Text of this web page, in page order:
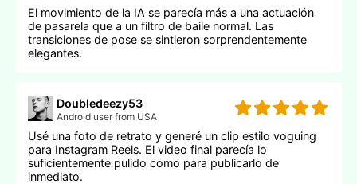
El movimiento de la IA se parecía más a una actuación
de pasarela que a un filtro de baile normal. Las
transiciones de pose se sintieron sorprendentemente
elegantes.
Doubledeezy53
Android user from USA
Usé una foto de retrato y generé un clip estilo voguing
para Instagram Reels. El video final parecía lo
suficientemente pulido como para publicarlo de
inmediato.